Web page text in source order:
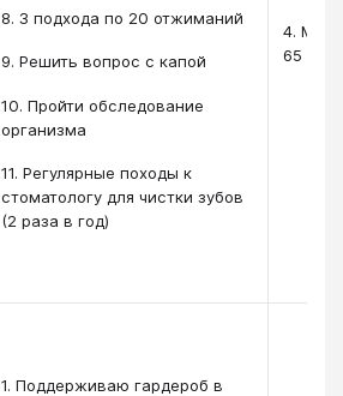
8. 3 подхода по 20 отжиманий
9. Решить вопрос с капой
10. Пройти обследование
организма
11. Регулярные походы к
стоматологу для чистки зубов
(2 раза в год)
4.
65 кг
1. Поддерживаю гардероб в